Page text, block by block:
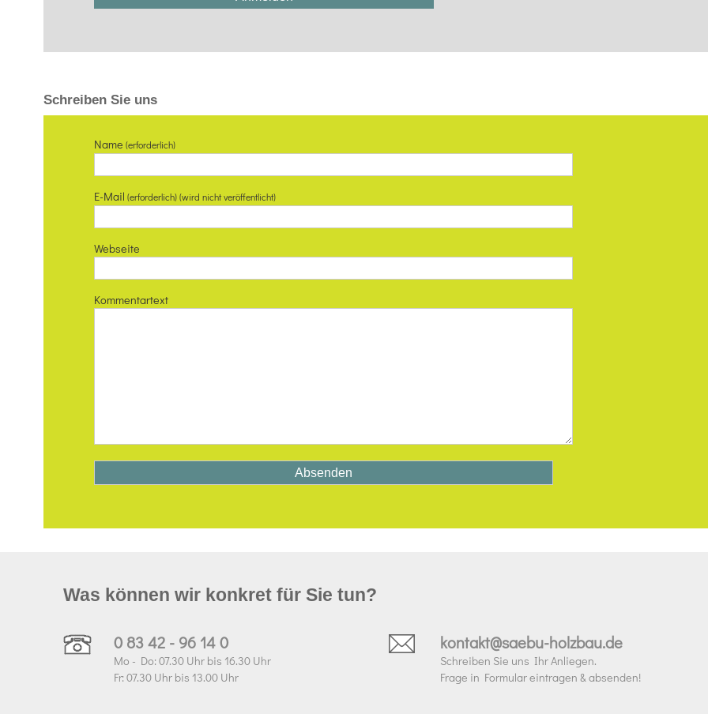
Schreiben Sie uns
Name(erforderlich)
E-Mail(erforderlich) (wird nicht veröffentlicht)
Webseite
Kommentartext
Was können wir konkret für Sie tun?
0 83 42 - 96 14 0
Mo - Do: 07.30 Uhr bis 16.30 Uhr
Fr: 07.30 Uhr bis 13.00 Uhr
kontakt@saebu-holzbau.de
Schreiben Sie uns Ihr Anliegen.
Frage in Formular eintragen & absenden!